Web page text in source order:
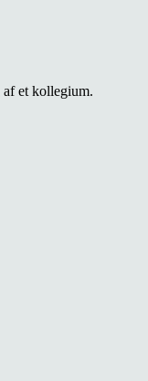
af et kollegium.